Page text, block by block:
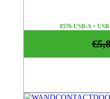
8576-USB-A +
€